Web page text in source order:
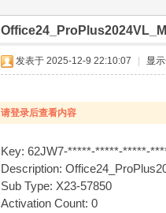
发表于 2025-12-9 22:10:07 显
请登录后查看内容
Key: 62JW7-*****-*****-*****-
Description:
Sub Type: X23-57850
Activation Count: 0